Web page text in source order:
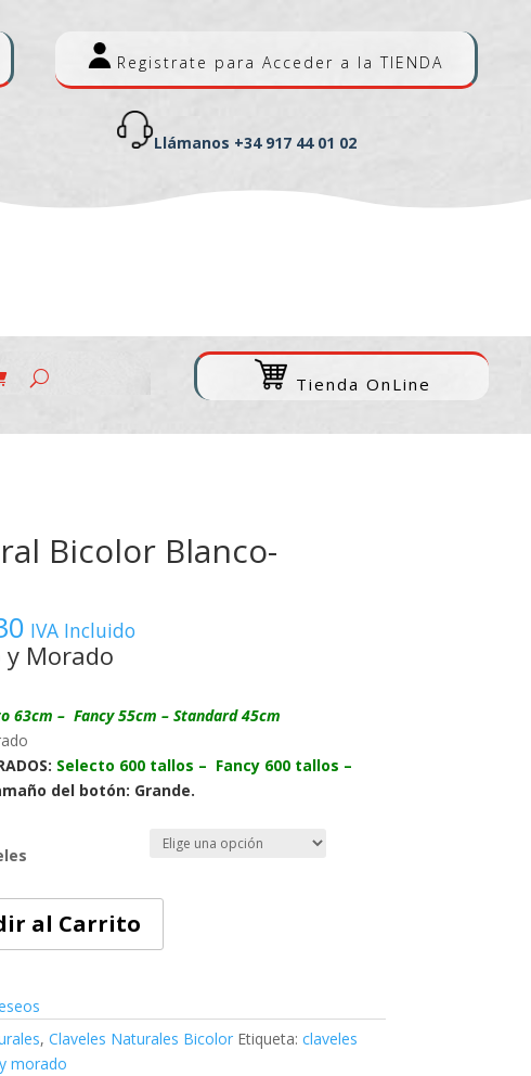
Registrate para Acceder a la TIENDA
Llámanos +34 917 44 01 02
Tienda OnLine
Bicolor Blanco-
IVA Incluido
y Morado
63cm – Fancy 55cm – Standard 45cm
Selecto 600 tallos – Fancy 600 tallos –
del botón: Grande.
al Carrito
, Claveles Naturales Bicolor Etiqueta: claveles
morado